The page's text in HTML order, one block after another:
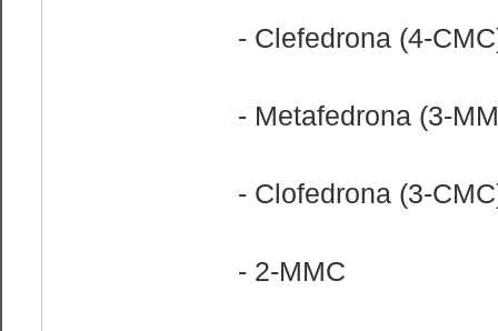
- Clefedrona (4-
- Metafedrona (3-
- Clofedrona (3-
- 2-MMC